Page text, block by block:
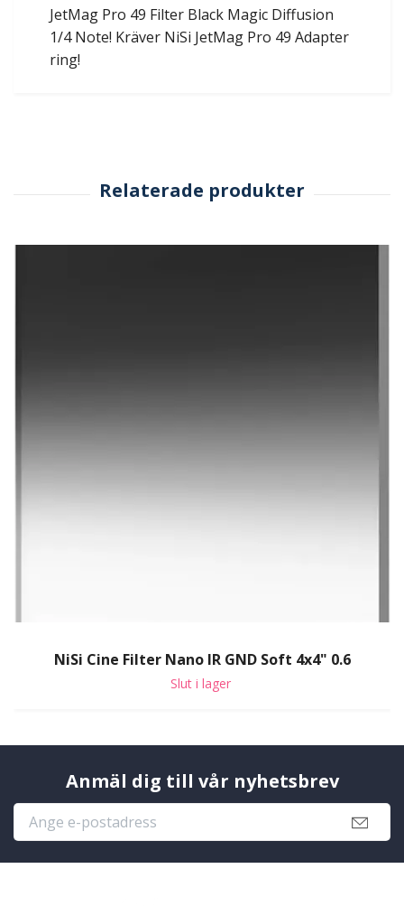
JetMag Pro 49 Filter Black Magic Diffusion
1/4 Note! Kräver NiSi JetMag Pro 49 Adapter
ring!
NiSi Cine Filter Nano IR GND Soft 4x4" 0.6
Slut i lager
Anmäl dig till vår nyhetsbrev